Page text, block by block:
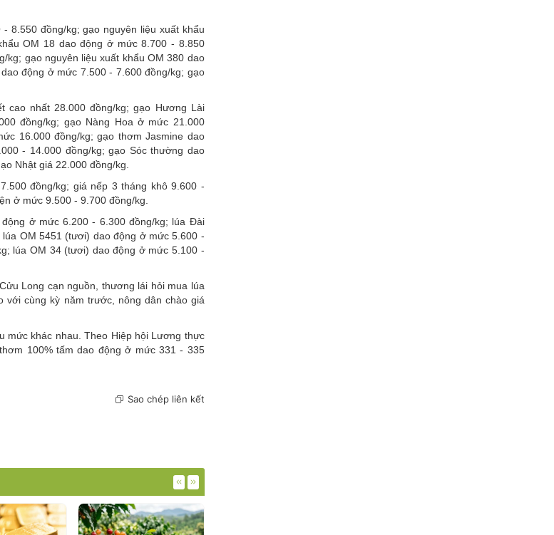
8.550 đồng/kg; gạo nguyên liệu xuất khẩu
OM 18 dao động ở mức 8.700 - 8.850
gạo nguyên liệu xuất khẩu OM 380 dao
động ở mức 7.500 - 7.600 đồng/kg; gạo
cao nhất 28.000 đồng/kg; gạo Hương Lài
đồng/kg; gạo Nàng Hoa ở mức 21.000
16.000 đồng/kg; gạo thơm Jasmine dao
- 14.000 đồng/kg; gạo Sóc thường dao
Nhật giá 22.000 đồng/kg.
đồng/kg; giá nếp 3 tháng khô 9.600 -
ở mức 9.500 - 9.700 đồng/kg.
ở mức 6.200 - 6.300 đồng/kg; lúa Đài
OM 5451 (tươi) dao động ở mức 5.600 -
lúa OM 34 (tươi) dao động ở mức 5.100 -
Long cạn nguồn, thương lái hỏi mua lúa
cùng kỳ năm trước, nông dân chào giá
mức khác nhau. Theo Hiệp hội Lương thực
100% tấm dao động ở mức 331 - 335
Sao chép liên kết